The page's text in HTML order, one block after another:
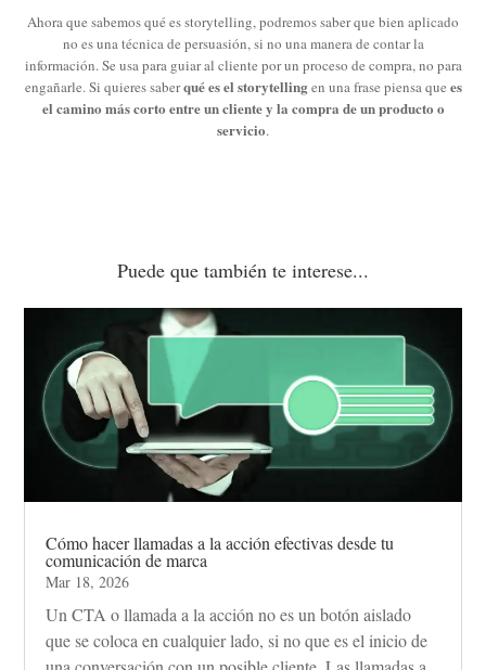
Ahora que sabemos qué es storytelling, podremos saber que bien aplicado
no es una técnica de persuasión, si no una manera de contar la
información. Se usa para guiar al cliente por un proceso de compra, no para
engañarle. Si quieres saberqué es el storytellingen una frase piensa que es
el camino más corto entre un cliente y la compra de un producto o
servicio.
Puede que también te interese...
Cómo hacer llamadas a la acción efectivas desde tu
comunicación de marca
Mar 18, 2026
Un CTA o llamada a la acción no es un botón aislado
que se coloca en cualquier lado, si no que es el inicio de